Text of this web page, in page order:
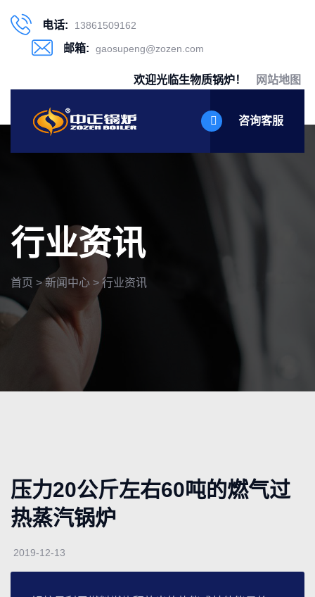
电话: 13861509162
邮箱: gaosupeng@zozen.com
欢迎光临生物质锅炉！ 网站地图
咨询客服
行业资讯
首页 >新闻中心 > 行业资讯
压力20公斤左右60吨的燃气过
热蒸汽锅炉
2019-12-13